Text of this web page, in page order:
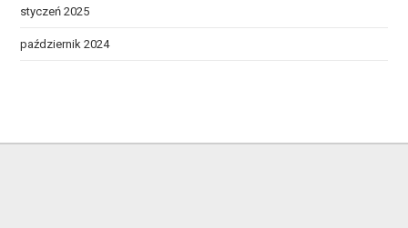
styczeń 2025
październik 2024